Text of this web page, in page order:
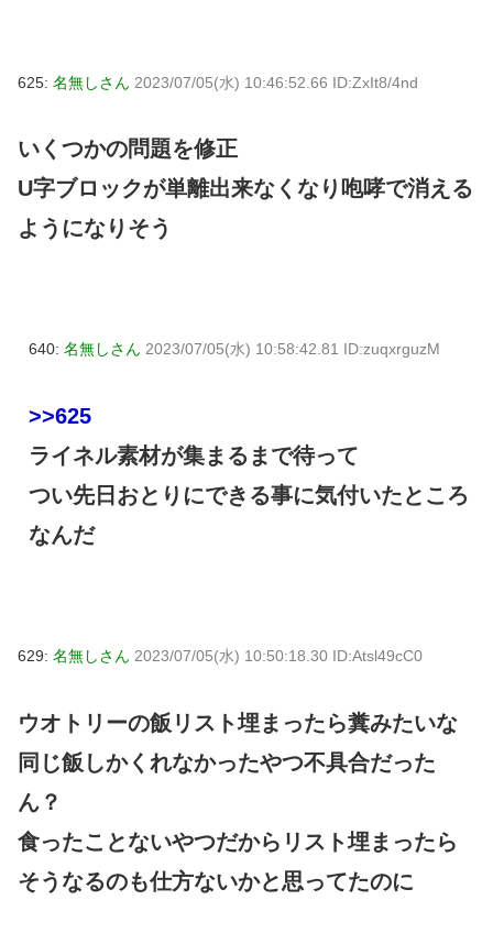
625: 名無しさん 2023/07/05(水) 10:46:52.66 ID:ZxIt8/4nd
いくつかの問題を修正
U字ブロックが単離出来なくなり咆哮で消える
ようになりそう
640: 名無しさん 2023/07/05(水) 10:58:42.81 ID:zuqxrguzM
>>625
ライネル素材が集まるまで待って
つい先日おとりにできる事に気付いたところ
なんだ
629: 名無しさん 2023/07/05(水) 10:50:18.30 ID:Atsl49cC0
ウオトリーの飯リスト埋まったら糞みたいな
同じ飯しかくれなかったやつ不具合だった
ん？
食ったことないやつだからリスト埋まったら
そうなるのも仕方ないかと思ってたのに